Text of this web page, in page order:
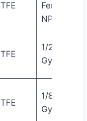
TFE
Female
NPT
TFE
1/2″
Gyrolok®
TFE
1/8″
Gyrolok®